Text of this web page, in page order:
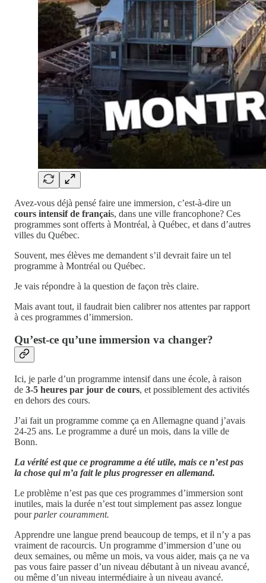
Avez-vous déjà pensé faire une immersion, c’est-à-dire un
cours intensif de français, dans une ville francophone? Ces
programmes sont offerts à Montréal, à Québec, et dans d’autres
villes du Québec.
Souvent, mes élèves me demandent s’il devrait faire un tel
programme à Montréal ou Québec.
Je vais répondre à la question de façon très claire.
Mais avant tout, il faudrait bien calibrer nos attentes par rapport
à ces programmes d’immersion.
Qu’est-ce qu’une immersion va changer?
Ici, je parle d’un programme intensif dans une école, à raison
de 3-5 heures par jour de cours, et possiblement des activités
en dehors des cours.
J’ai fait un programme comme ça en Allemagne quand j’avais
24-25 ans. Le programme a duré un mois, dans la ville de
Bonn.
La vérité est que ce programme a été utile, mais ce n’est pas
la chose qui m’a fait le plus progresser en allemand.
Le problème n’est pas que ces programmes d’immersion sont
inutiles, mais la durée n’est tout simplement pas assez longue
pourparler couramment.
Apprendre une langue prend beaucoup de temps, et il n’y a pas
vraiment de racourcis. Un programme d’immersion d’une ou
deux semaines, ou même un mois, va vous aider, mais ça ne va
pas vous faire passer d’un niveau débutant à un niveau avancé,
ou même d’un niveau intermédiaire à un niveau avancé.